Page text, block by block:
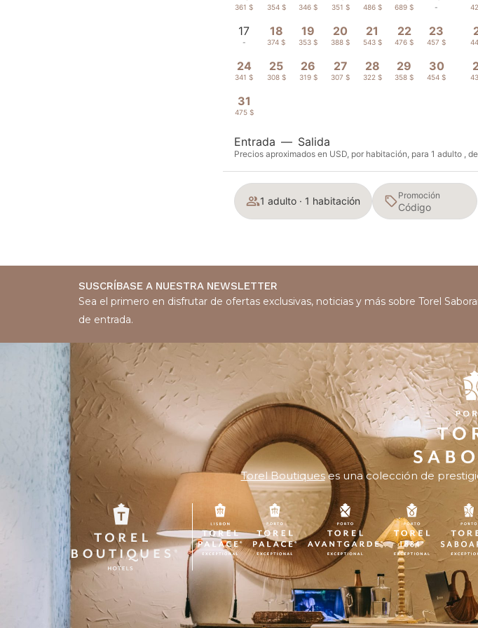
361 $ 354 $ 346 $ 351 $ 486 $ 689 $ -
17
-
18
374 $
19
353 $
20
388 $
21
543 $
22
476 $
23
457 $
24
341 $
25
308 $
26
319 $
27
307 $
28
322 $
29
358 $
30
454 $
31
475 $
Entrada — Salida
Precios aproximados en USD, por habitación, para 1 adulto ,
1 adulto · 1 habitación Promoción
SUSCRÍBASE A NUESTRA NEWSLETTER
Sea el primero en disfrutar de ofertas exclusivas, noticias y más sobre Torel
de entrada.
Torel Boutiqueses una colección de